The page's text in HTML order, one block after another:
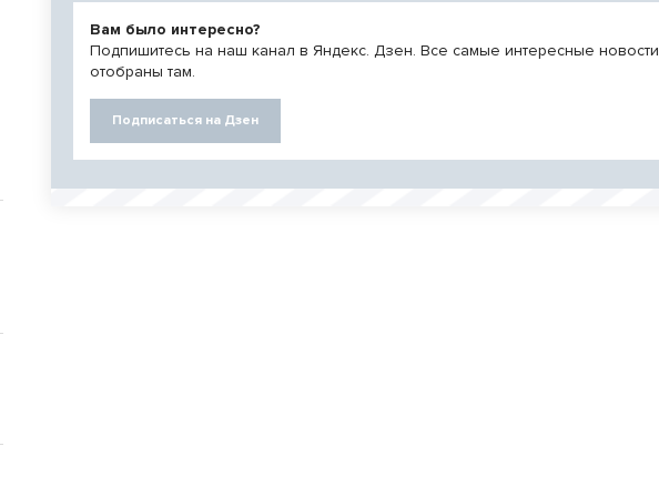
Вам было интересно?
Подпишитесь на наш канал в Яндекс. Дзен. Все самые интересные новости
отобраны там.
Подписаться на Дзен